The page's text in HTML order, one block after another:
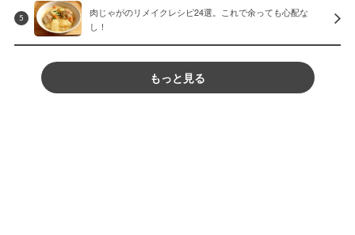
5
肉じゃがのリメイクレシピ24選。これで余っても心配な
し！
もっと見る